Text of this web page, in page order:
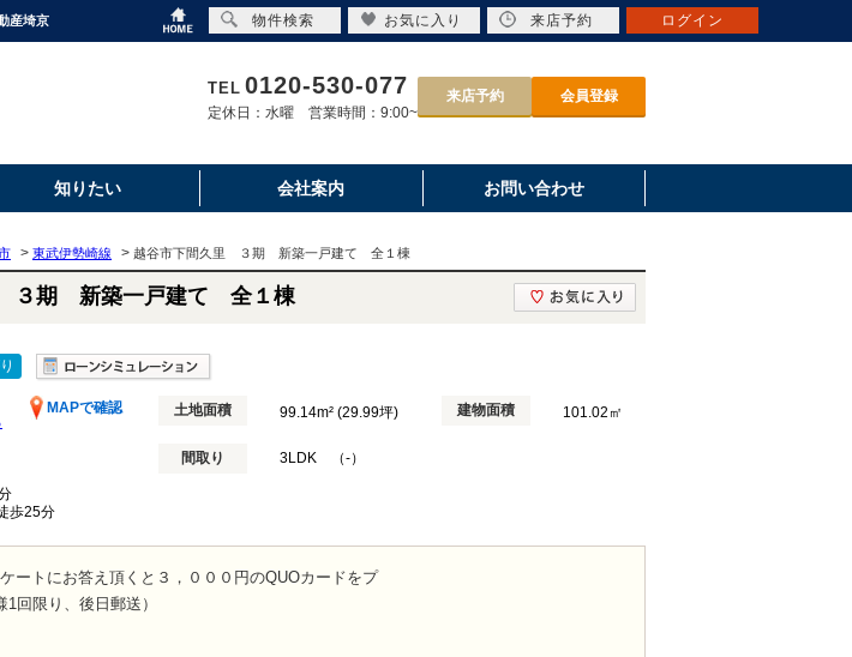
産埼京
TEL 0120-530-077
定休日：水曜 営業時間：9:00~
来店予約 会員登録
知りたい 会社案内 お問い合わせ
> 東武伊勢崎線 > 越谷市下間久里 ３期 新築一戸建て 全１棟
３期 新築一戸建て 全１棟
MAPで確認
土地面積 99.14m² (29.99坪) 建物面積 101.02㎡
間取り 3LDK （-）
歩25分
ートにお答え頂くと３，０００円のQUOカードをプ
1回限り、後日郵送）
物件検索 お気に入り 来店予約 ログイン